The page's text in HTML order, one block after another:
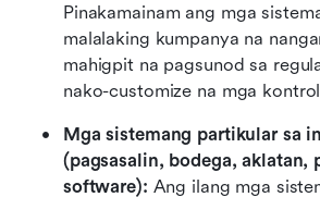
Pinakamainam ang mga
malalaking kumpanya na
mahigpit na pagsunod sa
nako-customize na mga
Mga sistemang partikular sa
(pagsasalin, bodega, aklatan,
software): Ang ilang mga